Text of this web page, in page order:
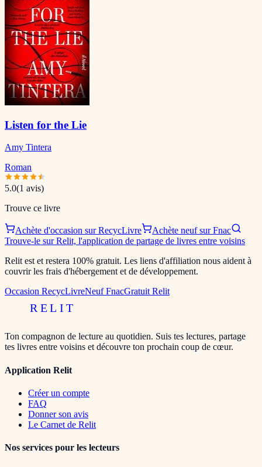
Listen for the Lie
Amy Tintera
Roman
5.0(1 avis)
Trouve ce livre
Achète d'occasion sur RecycLivre
Achète neuf sur Fnac
Trouve-le sur Relit, l'application de partage de livres entre voisins
Relit est et restera 100% gratuit. Les liens d'affiliation nous aident à
couvrir les frais d'hébergement et de développement.
Occasion RecycLivreNeuf FnacGratuit Relit
RELIT
Ton compagnon de lecture au quotidien. Suis tes lectures, partage
tes livres entre voisins et découvre ton prochain coup de cœur.
Application Relit
Créer un compte
FAQ
Donner son avis
Le Carnet de Relit
Nos services pour les lecteurs